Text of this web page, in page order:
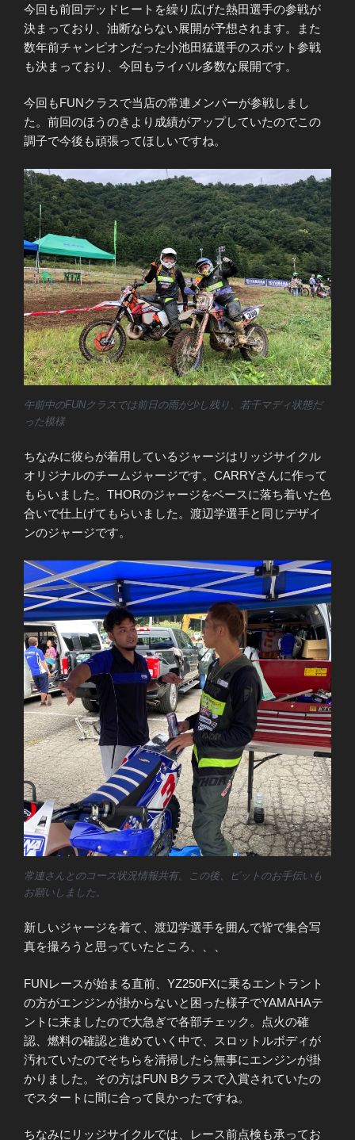
今回も前回デッドヒートを繰り広げた熱田選手の参戦が
決まっており、油断ならない展開が予想されます。また
数年前チャンピオンだった小池田猛選手のスポット参戦
も決まっており、今回もライバル多数な展開です。
今回もFUNクラスで当店の常連メンバーが参戦しまし
た。前回のほうのきより成績がアップしていたのでこの
調子で今後も頑張ってほしいですね。
午前中のFUNクラスでは前日の雨が少し残り、若干マディ状態だ
った模様
ちなみに彼らが着用しているジャージはリッジサイクル
オリジナルのチームジャージです。CARRYさんに作って
もらいました。THORのジャージをベースに落ち着いた色
合いで仕上げてもらいました。渡辺学選手と同じデザイ
ンのジャージです。
常連さんとのコース状況情報共有。この後、ピットのお手伝いも
お願いしました。
新しいジャージを着て、渡辺学選手を囲んで皆で集合写
真を撮ろうと思っていたところ、、、
FUNレースが始まる直前、YZ250FXに乗るエントラント
の方がエンジンが掛からないと困った様子でYAMAHAテ
ントに来ましたので大急ぎで各部チェック。点火の確
認、燃料の確認と進めていく中で、スロットルボディが
汚れていたのでそちらを清掃したら無事にエンジンが掛
かりました。その方はFUN Bクラスで入賞されていたの
でスタートに間に合って良かったですね。
ちなみにリッジサイクルでは、レース前点検も承ってお